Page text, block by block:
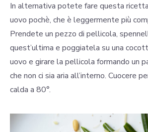
In alternativa potete fare questa
uovo pochè, che è leggermente più
Prendete un pezzo di pellicola,
quest’ultima e poggiatela su una
uovo e girare la pellicola formando un
che non ci sia aria all’interno. Cuocere
calda a 80°.